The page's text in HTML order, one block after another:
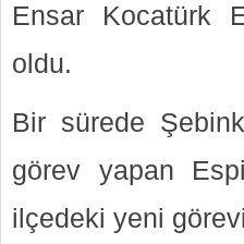
Ensar Kocatürk
oldu.
Bir sürede
görev yapan
ilçedeki yeni